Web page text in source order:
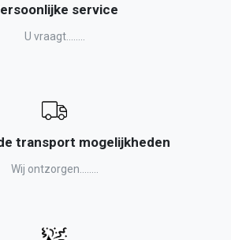
service
U vraagt........
transport mogelijkheden
Wij ontzorgen........